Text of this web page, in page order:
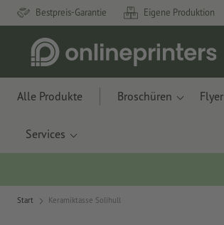
Bestpreis-Garantie Eigene Produktion
Alle Produkte Broschüren Flyer
Services
Start Keramiktasse Solihull